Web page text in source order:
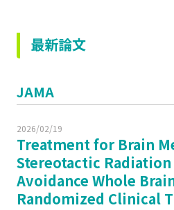
最新論文
JAMA
2026/02/19
Treatment for Brain
Stereotactic
Avoidance Whole
Randomized Clinical